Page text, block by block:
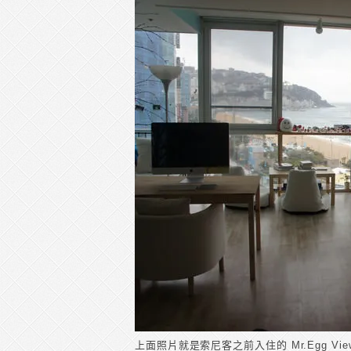
上面照片就是索尼客之前入住的 Mr.Egg